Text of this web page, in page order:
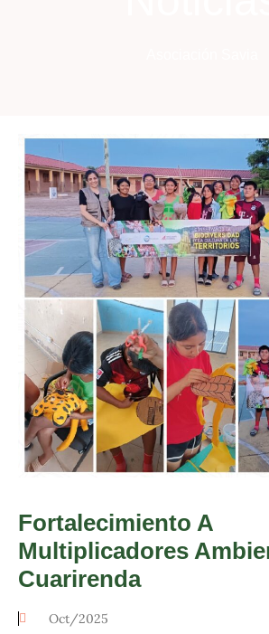
Fortalecimiento A
Multiplicadores
Cuarirenda
Oct/2025